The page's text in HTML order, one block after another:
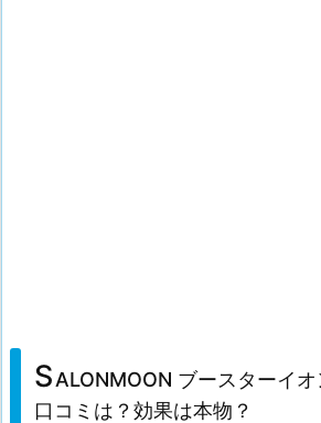
SALONMOON ブースターイ
口コミは？効果は本物？